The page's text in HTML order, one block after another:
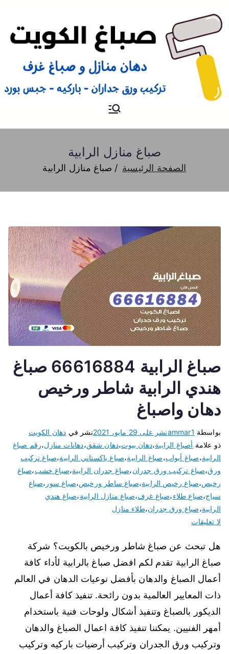
صباغ
صباغ منازل الرابية
الصفحة الرئيسية صباغ منازل الرابية
صباغ الرابية 66616884 صباغ
هندي الرابية شاطر ورخيص
دهان واصباغ
بواسطة ammar1نشر على 29 مايو، 2021 نشر في دهان الكويت
ذو علامة أصباغ الرابية،دهان بيوت،دهان شقق،دهانات منازل،رقم صباغ
الرابية،صباغ أبواب،صباغ الرابية،صباغ باكستاني الرابية،صباغ تركيب
ورق،صباغ تركيب ورق جدران،صباغ جدران الرابية،صباغ خشب،صباغ
رخيص،صباغ رخيص الرابية،صباغ ساطر ورخيص،صباغ سور ،صباغ
سياج،صباغ طلاء،صباغ غرف،صباغ منازل الرابية،صباغ هندي
الرابية،صباغ ورق جدران،طلاء منازل
لا تعليقات
هل تبحث عن صباغ شاطر ورخيص بالكويت؟ شركة
صباغ الرابية تقدم لكم افضل صباغ بالرابية لأداء كافة
أعمال الصباغ والدهان بأفضل نوعيات الدهان في العالم
ذات المعايير العالمية بدون رائحة. تنفيذ كافة أعمال
الديكور بالصباغ وتنفيذ أشكال ولوحات فنية باستخدام
أمهر الفنيين. يمكننا تنفيذ كافة اعمال الصباغ والدهان
وتركيب ورق الجدران وتركيب أرضيات باركيه وتركيب